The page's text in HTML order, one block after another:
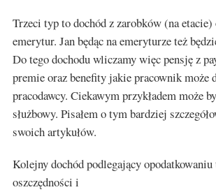
Trzeci typ to dochód z zarobków (na
emerytur. Jan będąc na emeryturze też
Do tego dochodu wliczamy więc pensję z
premie oraz benefity jakie pracownik może
pracodawcy. Ciekawym przykładem może
służbowy. Pisałem o tym bardziej
swoich artykułów.
Kolejny dochód podlegający opodatkowaniu
oszczędności i